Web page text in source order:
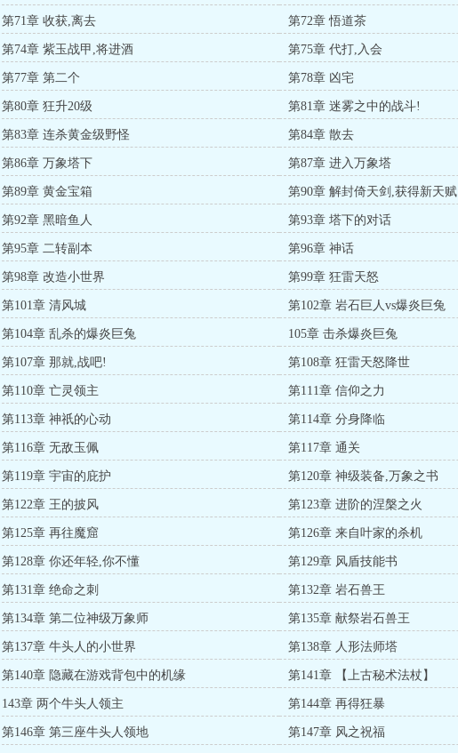
第71章 收获,离去 第72章 悟道茶
第74章 紫玉战甲,将进酒 第75章 代打,入会
第77章 第二个 第78章 凶宅
第80章 狂升20级 第81章 迷雾之中的战斗!
第83章 连杀黄金级野怪 第84章 散去
第86章 万象塔下 第87章 进入万象塔
第89章 黄金宝箱 第90章 解封倚天剑,获得新天赋
第92章 黑暗鱼人 第93章 塔下的对话
第95章 二转副本 第96章 神话
第98章 改造小世界 第99章 狂雷天怒
第101章 清风城 第102章 岩石巨人vs爆炎巨兔
第104章 乱杀的爆炎巨兔 105章 击杀爆炎巨兔
第107章 那就,战吧! 第108章 狂雷天怒降世
第110章 亡灵领主 第111章 信仰之力
第113章 神祇的心动 第114章 分身降临
第116章 无敌玉佩 第117章 通关
第119章 宇宙的庇护 第120章 神级装备,万象之书
第122章 王的披风 第123章 进阶的涅槃之火
第125章 再往魔窟 第126章 来自叶家的杀机
第128章 你还年轻,你不懂 第129章 风盾技能书
第131章 绝命之刺 第132章 岩石兽王
第134章 第二位神级万象师 第135章 献祭岩石兽王
第137章 牛头人的小世界 第138章 人形法师塔
第140章 隐藏在游戏背包中的机缘 第141章 【上古秘术法杖】
143章 两个牛头人领主 第144章 再得狂暴
第146章 第三座牛头人领地 第147章 风之祝福